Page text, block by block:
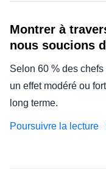
Montrer à
nous soucions
Selon 60 % des
un effet modéré ou
long terme.
Poursuivre la lecture